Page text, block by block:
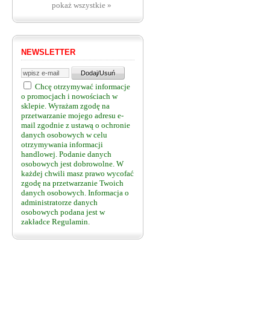
pokaż wszystkie »
NEWSLETTER
Chcę otrzymywać informacje
o promocjach i nowościach w
sklepie. Wyrażam zgodę na
przetwarzanie mojego adresu e-
mail zgodnie z ustawą o ochronie
danych osobowych w celu
otrzymywania informacji
handlowej. Podanie danych
osobowych jest dobrowolne. W
każdej chwili masz prawo wycofać
zgodę na przetwarzanie Twoich
danych osobowych. Informacja o
administratorze danych
osobowych podana jest w
zakładce Regulamin.